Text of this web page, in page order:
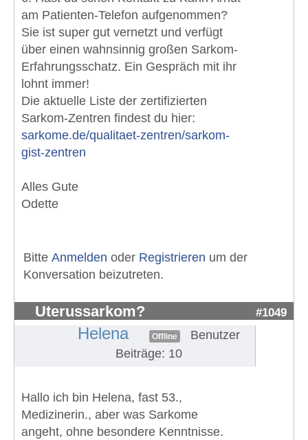
am Patienten-Telefon aufgenommen?
Sie ist super gut vernetzt und verfügt
über einen wahnsinnig großen Sarkom-
Erfahrungsschatz. Ein Gespräch mit ihr
lohnt immer!
Die aktuelle Liste der zertifizierten
Sarkom-Zentren findest du hier:
sarkome.de/qualitaet-zentren/sarkom-
gist-zentren
Alles Gute
Odette
Bitte Anmelden oder Registrieren um der
Konversation beizutreten.
Uterussarkom? #1049
Helena Offline
Benutzer
Beiträge: 10
Hallo ich bin Helena, fast 53.,
Medizinerin., aber was Sarkome
angeht, ohne besondere Kenntnisse.